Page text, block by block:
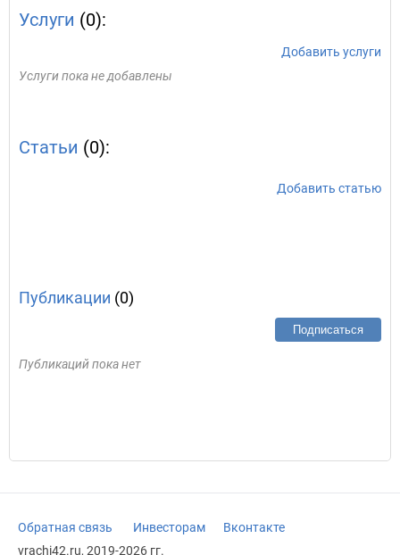
Услуги (0):
Добавить услуги
Услуги пока не добавлены
Статьи (0):
Добавить статью
Публикации (0)
Подписаться
Публикаций пока нет
Обратная связь Инвесторам
Вконтакте
vrachi42.ru, 2019-2026 гг.